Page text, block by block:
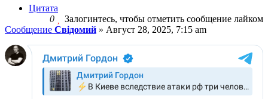
Цитата
0
Залогинтесь, чтобы отметить сообщение лайком
Сообщение Свідомий » Август 28, 2025, 7:15 am